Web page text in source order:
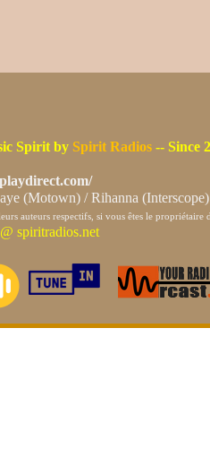
Spirit by Spirit Radios -- Since
(Motown) / Rihanna
auteurs respectifs, si vous êtes le
spiritradios.net